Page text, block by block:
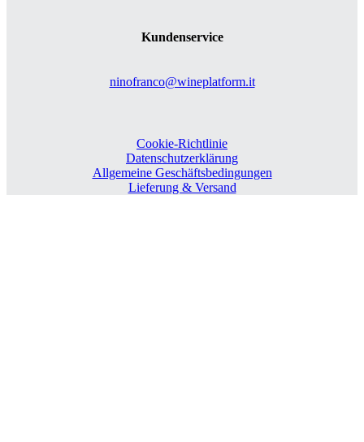
Kundenservice
ninofranco@wineplatform.it
Cookie-Richtlinie
Datenschutzerklärung
Allgemeine Geschäftsbedingungen
Lieferung & Versand